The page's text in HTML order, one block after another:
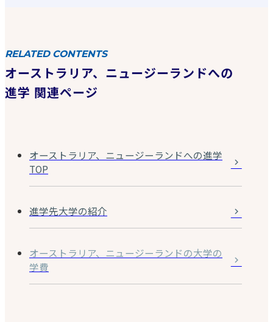
RELATED CONTENTS
オーストラリア、ニュージーランドへの
進学 関連ページ
オーストラリア、ニュージーランドへの進学
TOP
進学先大学の紹介
オーストラリア、ニュージーランドの大学の
学費